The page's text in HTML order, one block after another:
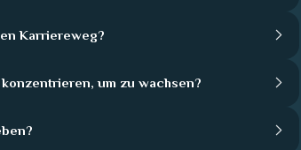
Karriereweg?
um zu wachsen?